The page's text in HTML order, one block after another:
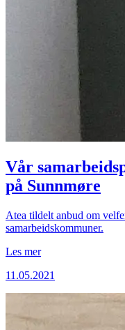
Vår
på Sunnmøre
Atea tildelt anbud om
samarbeidskommuner.
Les mer
11.05.2021